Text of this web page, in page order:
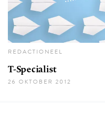
REDACTIONEEL
T-Specialist
26 OKTOBER 2012